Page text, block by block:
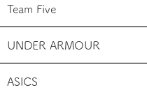
Team Five
UNDER ARMOUR
ASICS